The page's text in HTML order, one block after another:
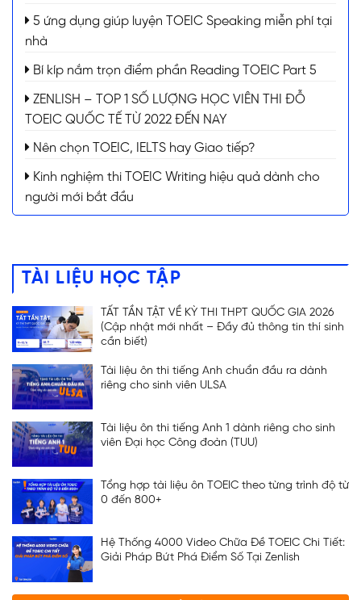
5 ứng dụng giúp luyện TOEIC Speaking miễn phí tại
nhà
Bí kíp nắm trọn điểm phần Reading TOEIC Part 5
ZENLISH – TOP 1 SỐ LƯỢNG HỌC VIÊN THI ĐỖ
TOEIC QUỐC TẾ TỪ 2022 ĐẾN NAY
Nên chọn TOEIC, IELTS hay Giao tiếp?
Kinh nghiệm thi TOEIC Writing hiệu quả dành cho
người mới bắt đầu
TÀI LIỆU HỌC TẬP
TẤT TẦN TẬT VỀ KỲ THI THPT QUỐC GIA 2026
(Cập nhật mới nhất – Đầy đủ thông tin thí sinh
cần biết)
Tài liệu ôn thi tiếng Anh chuẩn đầu ra dành
riêng cho sinh viên ULSA
Tài liệu ôn thi tiếng Anh 1 dành riêng cho sinh
viên Đại học Công đoàn (TUU)
Tổng hợp tài liệu ôn TOEIC theo từng trình độ từ
0 đến 800+
Hệ Thống 4000 Video Chữa Đề TOEIC Chi Tiết:
Giải Pháp Bứt Phá Điểm Số Tại Zenlish